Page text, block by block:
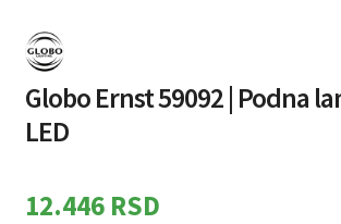
Globo Ernst 59092 | Podna
LED
12.446 RSD